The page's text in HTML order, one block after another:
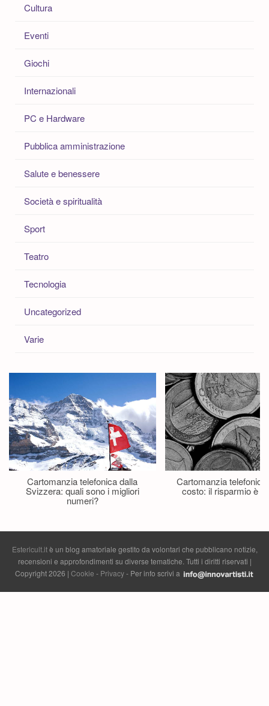
Cultura
Eventi
Giochi
Internazionali
PC e Hardware
Pubblica amministrazione
Salute e benessere
Società e spiritualità
Sport
Teatro
Tecnologia
Uncategorized
Varie
Cartomanzia telefonica dalla
Svizzera: quali sono i migliori
numeri?
Cartomanzia
costo: il risparmio è
Estericult.itè un blog amatoriale gestito da volontari che pubblicano notizie,
recensioni e approfondimenti su diverse tematiche. Tutti i diritti riservati |
Copyright 2026 | Cookie - Privacy- Per info scrivi a